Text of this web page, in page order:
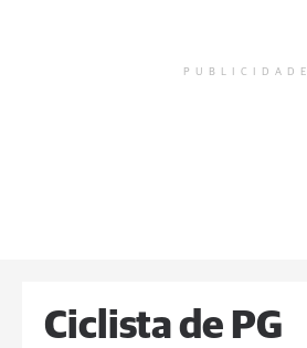
PUBLICIDADE
Ciclista de PG